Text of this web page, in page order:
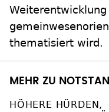
thematisiert wird.
MEHR ZU
HÖHERE HÜRDEN,